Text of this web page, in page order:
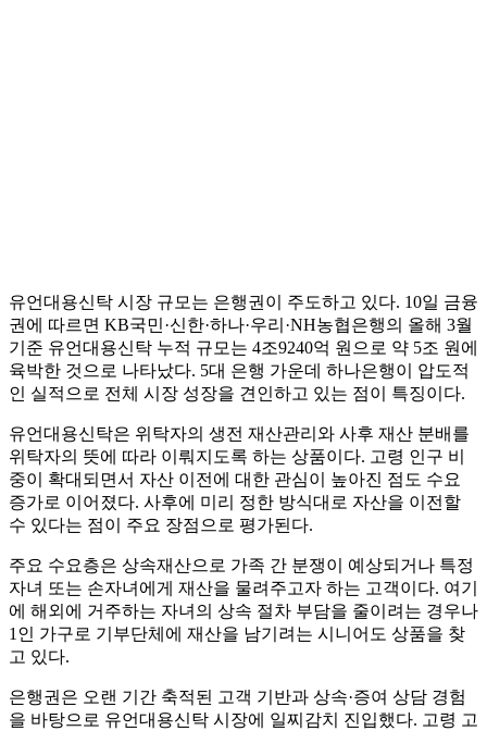
유언대용신탁 시장 규모는 은행권이 주도하고 있다. 10일 금융
권에 따르면 KB국민·신한·하나·우리·NH농협은행의 올해 3월
기준 유언대용신탁 누적 규모는 4조9240억 원으로 약 5조 원에
육박한 것으로 나타났다. 5대 은행 가운데 하나은행이 압도적
인 실적으로 전체 시장 성장을 견인하고 있는 점이 특징이다.
유언대용신탁은 위탁자의 생전 재산관리와 사후 재산 분배를
위탁자의 뜻에 따라 이뤄지도록 하는 상품이다. 고령 인구 비
중이 확대되면서 자산 이전에 대한 관심이 높아진 점도 수요
증가로 이어졌다. 사후에 미리 정한 방식대로 자산을 이전할
수 있다는 점이 주요 장점으로 평가된다.
주요 수요층은 상속재산으로 가족 간 분쟁이 예상되거나 특정
자녀 또는 손자녀에게 재산을 물려주고자 하는 고객이다. 여기
에 해외에 거주하는 자녀의 상속 절차 부담을 줄이려는 경우나
1인 가구로 기부단체에 재산을 남기려는 시니어도 상품을 찾
고 있다.
은행권은 오랜 기간 축적된 고객 기반과 상속·증여 상담 경험
을 바탕으로 유언대용신탁 시장에 일찌감치 진입했다. 고령 고